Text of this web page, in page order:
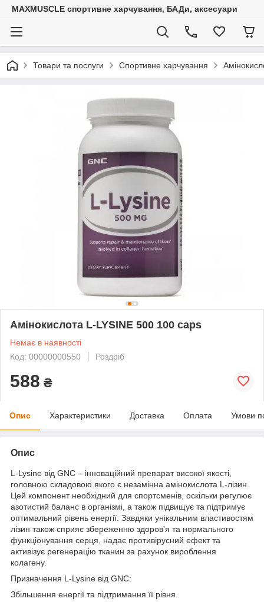
MAXMUSCLE спортивне харчування, БАДи, аксесуари
Товари та послуги Спортивне харчування
Амінокислота L-LYSINE 500 100 caps
Немає в наявності
Код: 00000000550
Роздріб
588 ₴
Опис Характеристики Доставка Оплата Умови
Опис
L-Lysine від GNC – інноваційний препарат високої якості,
головною складовою якого є незамінна амінокислота L-лізин.
Цей компонент необхідний для спортсменів, оскільки регулює
азотистий баланс в організмі, а також підвищує та підтримує
оптимальний рівень енергії. Завдяки унікальним властивостям
лізин також сприяє збереженню здоров'я та нормального
функціонування серця, надає противірусний ефект та
активізує регенерацію тканин за рахунок вироблення
колагену.
Призначення L-Lysine від GNC:
Збільшення енергії та підтримання її рівня.